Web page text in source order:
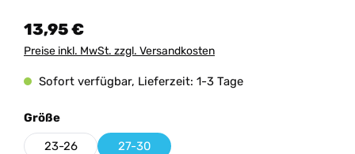
13,95 €
Preise inkl. MwSt. zzgl. Versandkosten
Sofort verfügbar, Lieferzeit: 1-3 Tage
Größeauswählen
23-26 27-30